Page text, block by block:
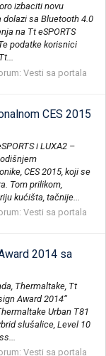
izbaciti novu
dolazi sa Bluetooth 4.0
na Tt eSPORTS
podatke korisnici
Vesti sa portala
CES 2015
i LUXA2 –
CES 2015, koji se
Tom prilikom,
kućišta, tačnije...
Vesti sa portala
2014 sa
Thermaltake, Tt
Award 2014“
Urban T81
slušalice, Level 10
Vesti sa portala